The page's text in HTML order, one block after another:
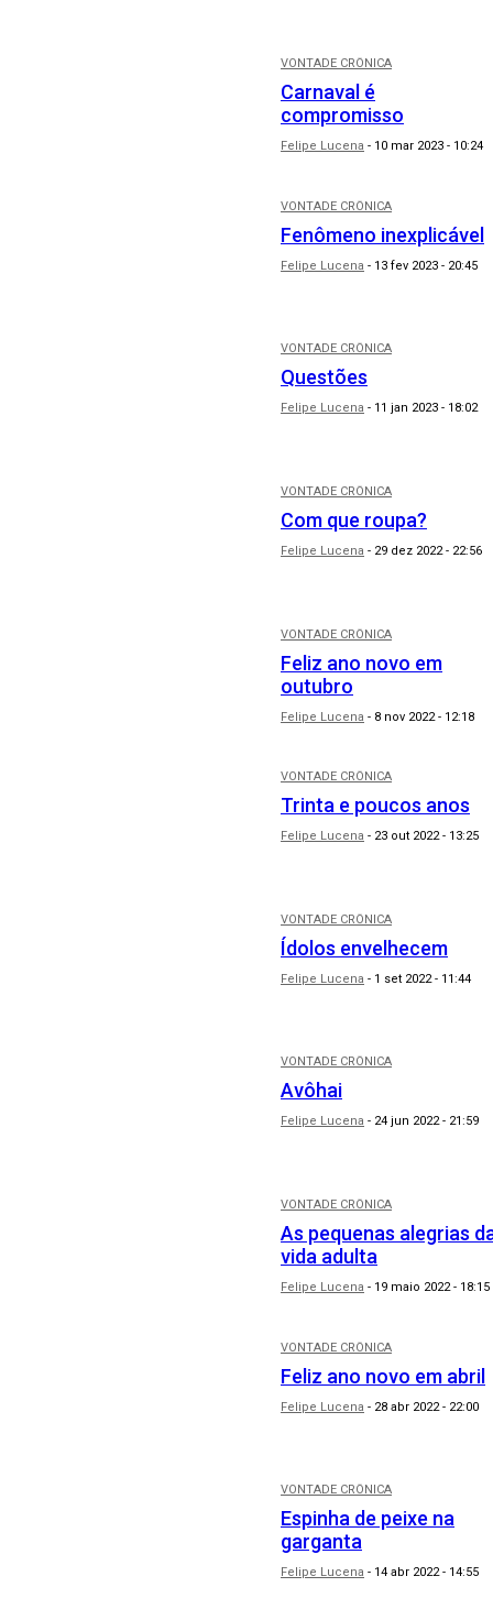
VONTADE CRÔNICA
Carnaval é
compromisso
Felipe Lucena - 10 mar 2023 - 10:24
VONTADE CRÔNICA
Fenômeno inexplicável
Felipe Lucena - 13 fev 2023 - 20:45
VONTADE CRÔNICA
Questões
Felipe Lucena - 11 jan 2023 - 18:02
VONTADE CRÔNICA
Com que roupa?
Felipe Lucena - 29 dez 2022 - 22:56
VONTADE CRÔNICA
Feliz ano novo em
outubro
Felipe Lucena - 8 nov 2022 - 12:18
VONTADE CRÔNICA
Trinta e poucos anos
Felipe Lucena - 23 out 2022 - 13:25
VONTADE CRÔNICA
Ídolos envelhecem
Felipe Lucena - 1 set 2022 - 11:44
VONTADE CRÔNICA
Avôhai
Felipe Lucena - 24 jun 2022 - 21:59
VONTADE CRÔNICA
As pequenas alegrias
vida adulta
Felipe Lucena - 19 maio 2022 - 18:15
VONTADE CRÔNICA
Feliz ano novo em abril
Felipe Lucena - 28 abr 2022 - 22:00
VONTADE CRÔNICA
Espinha de peixe na
garganta
Felipe Lucena - 14 abr 2022 - 14:55